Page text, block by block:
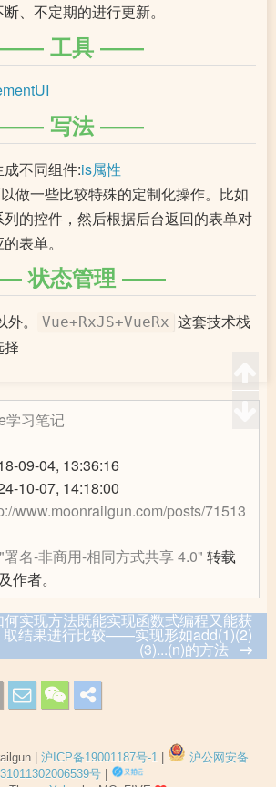
、不定期的进行更新。
工具
写法
不同组件:is属性
做一些比较特殊的定制化操作。比如
的控件，然后根据后台返回的表单对
表单。
状态管理
。 Vue+RxJS+VueRx 这套技术栈
择
学习笔记
09-04, 13:36:16
10-07, 14:18:00
www.moonrailgun.com/posts/71513
"署名-非商用-相同方式共享 4.0" 转载
作者。
何实现方法既能实现函数式编程又能获
取结果进行比较——实现形如add(1)(2)
(3)...(n)的方法
| 沪ICP备19001187号-1
沪公网安备
31011302006539号